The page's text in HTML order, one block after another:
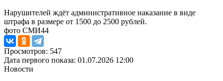
Нарушителей ждёт административное наказание в виде
штрафа в размере от 1500 до 2500 рублей.
фото СМИ44
Просмотров: 547
Дата первого показа: 01.07.2026 12:00
Новости